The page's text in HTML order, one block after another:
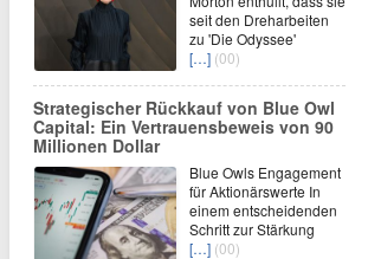
seit den Dreharbeiten
zu 'Die Odyssee'
[…] (00)
Strategischer Rückkauf von Blue Owl
Capital: Ein Vertrauensbeweis von 90
Millionen Dollar
Blue Owls Engagement
für Aktionärswerte In
einem entscheidenden
Schritt zur Stärkung
[…] (00)